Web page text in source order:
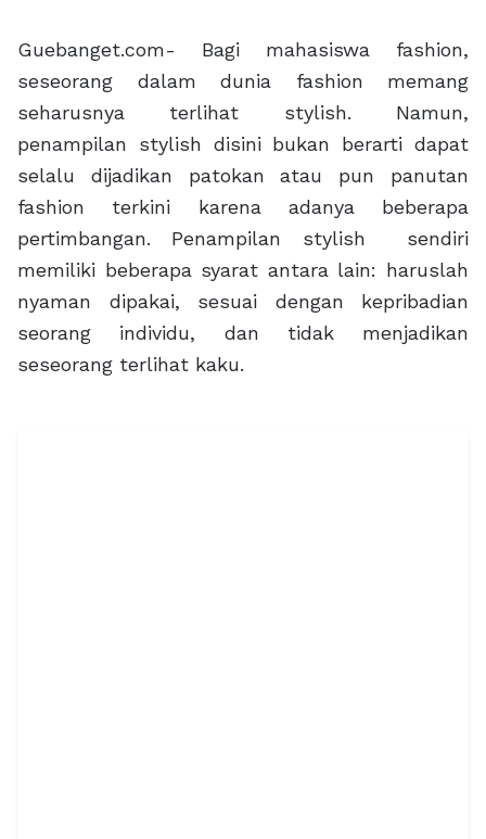
Guebanget.com- Bagi mahasiswa fashion,
seseorang dalam dunia fashion memang
seharusnya terlihat stylish. Namun,
penampilan stylish disini bukan berarti dapat
selalu dijadikan patokan atau pun panutan
fashion terkini karena adanya beberapa
pertimbangan. Penampilan stylish sendiri
memiliki beberapa syarat antara lain: haruslah
nyaman dipakai, sesuai dengan kepribadian
seorang individu, dan tidak menjadikan
seseorang terlihat kaku.